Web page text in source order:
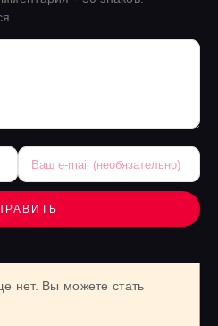
нет. Вы можете стать